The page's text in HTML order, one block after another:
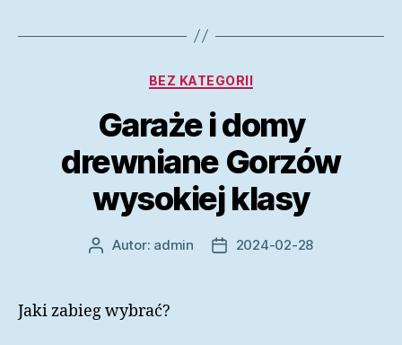
Kategorie
BEZ KATEGORII
Garaże i domy
drewniane Gorzów
wysokiej klasy
AutorAutor: admin
Data2024-02-28
Jaki zabieg wybrać?